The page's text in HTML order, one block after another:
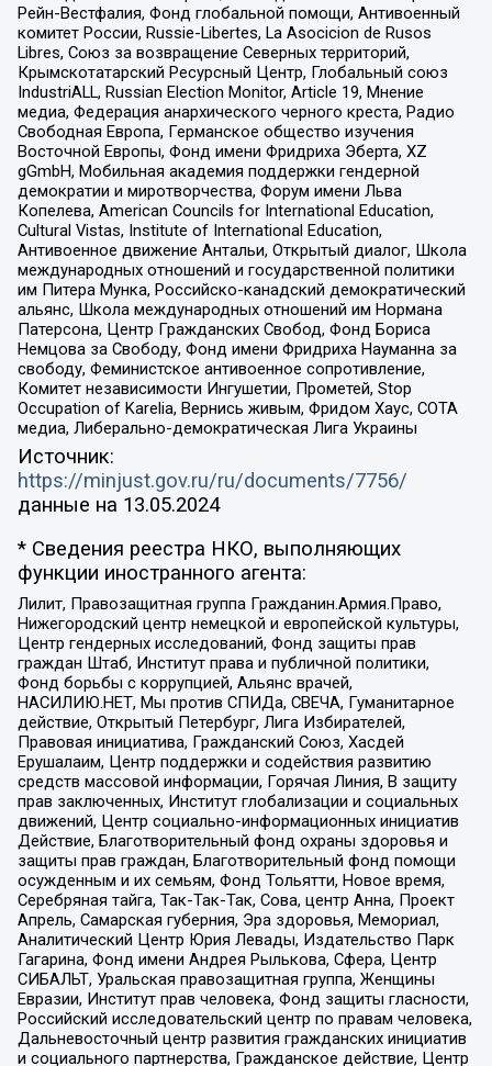
Рейн-Вестфалия, Фонд глобальной помощи, Антивоенный
комитет России, Russie-Libertes, La Asocicion de Rusos
Libres, Союз за возвращение Северных территорий,
Крымскотатарский Ресурсный Центр, Глобальный союз
IndustriALL, Russian Election Monitor, Article 19, Мнение
медиа, Федерация анархического черного креста, Радио
Свободная Европа, Германское общество изучения
Восточной Европы, Фонд имени Фридриха Эберта, XZ
gGmbH, Мобильная академия поддержки гендерной
демократии и миротворчества, Форум имени Льва
Копелева, American Councils for International Education,
Cultural Vistas, Institute of International Education,
Антивоенное движение Антальи, Открытый диалог, Школа
международных отношений и государственной политики
им Питера Мунка, Российско-канадский демократический
альянс, Школа международных отношений им Нормана
Патерсона, Центр Гражданских Свобод, Фонд Бориса
Немцова за Свободу, Фонд имени Фридриха Науманна за
свободу, Феминистское антивоенное сопротивление,
Комитет независимости Ингушетии, Прометей, Stop
Occupation of Karelia, Вернись живым, Фридом Хаус, СОТА
медиа, Либерально-демократическая Лига Украины
Источник:
https://minjust.gov.ru/ru/documents/7756/
данные на 13.05.2024
* Сведения реестра НКО, выполняющих
функции иностранного агента:
Лилит, Правозащитная группа Гражданин.Армия.Право,
Нижегородский центр немецкой и европейской культуры,
Центр гендерных исследований, Фонд защиты прав
граждан Штаб, Институт права и публичной политики,
Фонд борьбы с коррупцией, Альянс врачей,
НАСИЛИЮ.НЕТ, Мы против СПИДа, СВЕЧА, Гуманитарное
действие, Открытый Петербург, Лига Избирателей,
Правовая инициатива, Гражданский Союз, Хасдей
Ерушалаим, Центр поддержки и содействия развитию
средств массовой информации, Горячая Линия, В защиту
прав заключенных, Институт глобализации и социальных
движений, Центр социально-информационных инициатив
Действие, Благотворительный фонд охраны здоровья и
защиты прав граждан, Благотворительный фонд помощи
осужденным и их семьям, Фонд Тольятти, Новое время,
Серебряная тайга, Так-Так-Так, Сова, центр Анна, Проект
Апрель, Самарская губерния, Эра здоровья, Мемориал,
Аналитический Центр Юрия Левады, Издательство Парк
Гагарина, Фонд имени Андрея Рылькова, Сфера, Центр
СИБАЛЬТ, Уральская правозащитная группа, Женщины
Евразии, Институт прав человека, Фонд защиты гласности,
Российский исследовательский центр по правам человека,
Дальневосточный центр развития гражданских инициатив
и социального партнерства, Гражданское действие, Центр